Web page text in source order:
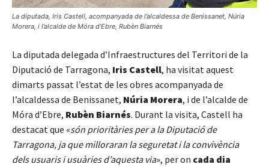
La diputada, Iris Castell, acompanyada de l’alcaldessa de Benissanet, Núria
Morera, i l’alcalde de Móra d’Ebre, Rubèn Biarnés
La diputada delegada d’Infraestructures del Territori de la
Diputació de Tarragona, Iris Castell, ha visitat aquest
dimarts passat l’estat de les obres acompanyada de
l’alcaldessa de Benissanet, Núria Morera, i de l’alcalde de
Móra d’Ebre, Rubèn Biarnés. Durant la visita, Castell ha
destacat que «són prioritàries per a la Diputació de
Tarragona, ja que milloraran la seguretat i la convivència
dels usuaris i usuàries d’aquesta via», per on cada dia